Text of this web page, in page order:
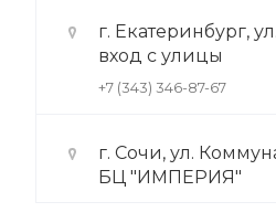
г. Екатеринбург,
вход с улицы
+7 (343) 346-87-67
г. Сочи, ул.
БЦ "ИМПЕРИЯ"